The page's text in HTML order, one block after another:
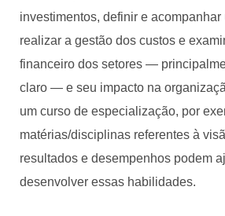
investimentos, definir e acompanhar
realizar a gestão dos custos e
financeiro dos setores —
claro — e seu impacto na
um curso de especialização, por
matérias/disciplinas referentes à
resultados e desempenhos podem
desenvolver essas habilidades.